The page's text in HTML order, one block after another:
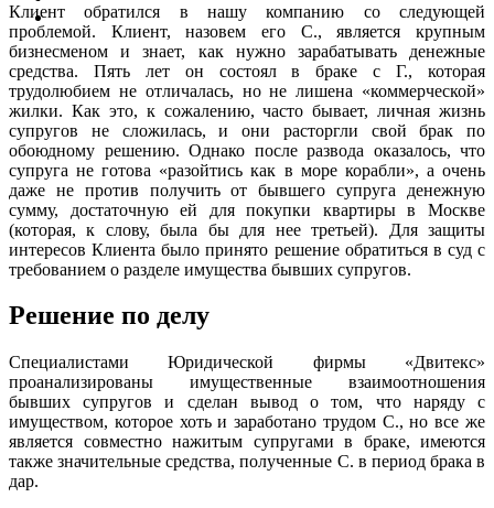
Клиент обратился в нашу компанию со следующей
проблемой. Клиент, назовем его С., является крупным
бизнесменом и знает, как нужно зарабатывать денежные
средства. Пять лет он состоял в браке с Г., которая
трудолюбием не отличалась, но не лишена «коммерческой»
жилки. Как это, к сожалению, часто бывает, личная жизнь
супругов не сложилась, и они расторгли свой брак по
обоюдному решению. Однако после развода оказалось, что
супруга не готова «разойтись как в море корабли», а очень
даже не против получить от бывшего супруга денежную
сумму, достаточную ей для покупки квартиры в Москве
(которая, к слову, была бы для нее третьей). Для защиты
интересов Клиента было принято решение обратиться в суд с
требованием о разделе имущества бывших супругов.
Решение по делу
Специалистами Юридической фирмы «Двитекс»
проанализированы имущественные взаимоотношения
бывших супругов и сделан вывод о том, что наряду с
имуществом, которое хоть и заработано трудом С., но все же
является совместно нажитым супругами в браке, имеются
также значительные средства, полученные С. в период брака в
дар.